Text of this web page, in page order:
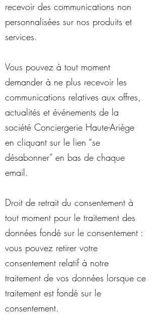
recevoir des communications non
personnalisées sur nos produits et
services.
Vous pouvez à tout moment
demander à ne plus recevoir les
communications relatives aux offres,
actualités et événements de la
société Conciergerie Haute-Ariège
en cliquant sur le lien “se
désabonner” en bas de chaque
email.
Droit de retrait du consentement à
tout moment pour le traitement des
données fondé sur le consentement :
vous pouvez retirer votre
consentement relatif à notre
traitement de vos données lorsque ce
traitement est fondé sur le
consentement.